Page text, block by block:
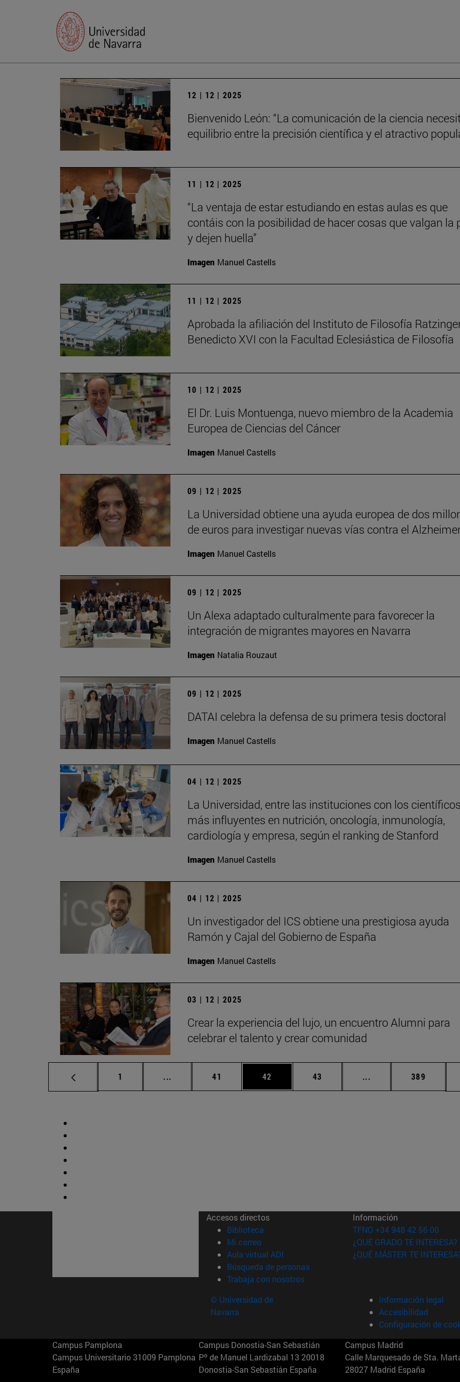
12 | 12 | 2025
Bienvenido León: “La comunicación de la ciencia
equilibrio entre la precisión científica y el atractivo
11 | 12 | 2025
“La ventaja de estar estudiando en estas aulas es que
contáis con la posibilidad de hacer cosas que valgan la
y dejen huella”
Imagen Manuel Castells
11 | 12 | 2025
Aprobada la afiliación del Instituto de Filosofía
Benedicto XVI con la Facultad Eclesiástica de Filosofía
10 | 12 | 2025
El Dr. Luis Montuenga, nuevo miembro de la Academia
Europea de Ciencias del Cáncer
Imagen Manuel Castells
09 | 12 | 2025
La Universidad obtiene una ayuda europea de dos
de euros para investigar nuevas vías contra el
Imagen Manuel Castells
09 | 12 | 2025
Un Alexa adaptado culturalmente para favorecer la
integración de migrantes mayores en Navarra
Imagen Natalia Rouzaut
09 | 12 | 2025
DATAI celebra la defensa de su primera tesis doctoral
Imagen Manuel Castells
04 | 12 | 2025
La Universidad, entre las instituciones con los
más influyentes en nutrición, oncología, inmunología,
cardiología y empresa, según el ranking de Stanford
Imagen Manuel Castells
04 | 12 | 2025
Un investigador del ICS obtiene una prestigiosa ayuda
Ramón y Cajal del Gobierno de España
Imagen Manuel Castells
03 | 12 | 2025
Crear la experiencia del lujo, un encuentro Alumni para
celebrar el talento y crear comunidad
Página
1 ... Páginas intermedias Use TAB para desplazarse.
Página
41 Página
42 Página
43 ... Páginas intermedias
Página
389
Accesos directos
Biblioteca (abre en nueva ventana)
Mi correo(abre en nueva ventana)
Aula virtual ADI (abre en nueva ventana)
Búsqueda de personas(abre en nueva ventana)
Trabaja con nosotros(abre en nueva ventana)
Información
TFNO +34 948 42 56 00
¿QUÉ GRADO TE INTERESA?
¿QUÉ MÁSTER TE
© Universidad de
Navarra
Información legal
Accesibilidad
Configuración de
Campus Pamplona
Campus Universitario 31009 Pamplona
España
Campus Donostia-San Sebastián
Pº de Manuel Lardizabal 13 20018
Donostia-San Sebastián España
Campus Madrid
Calle Marquesado de Sta.
28027 Madrid España